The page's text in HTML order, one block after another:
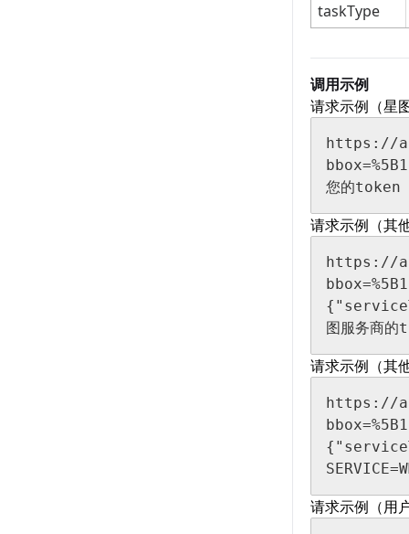
taskType
调用示例
请求示例（星
https://
您的token
请求示例（其
https://
图服务商
请求示例（其
https://
请求示例（用